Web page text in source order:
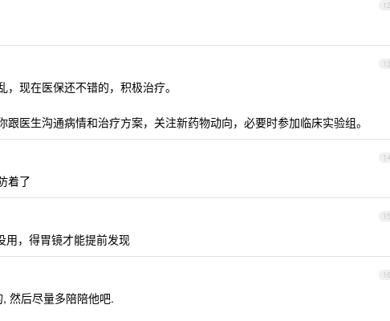
12
13
现在医保还不错的，积极治疗。
医生沟通病情和治疗方案，关注新药物动向，必要时参加临床实验组。
14
着了
15
用，得胃镜才能提前发现
16
然后尽量多陪陪他吧.